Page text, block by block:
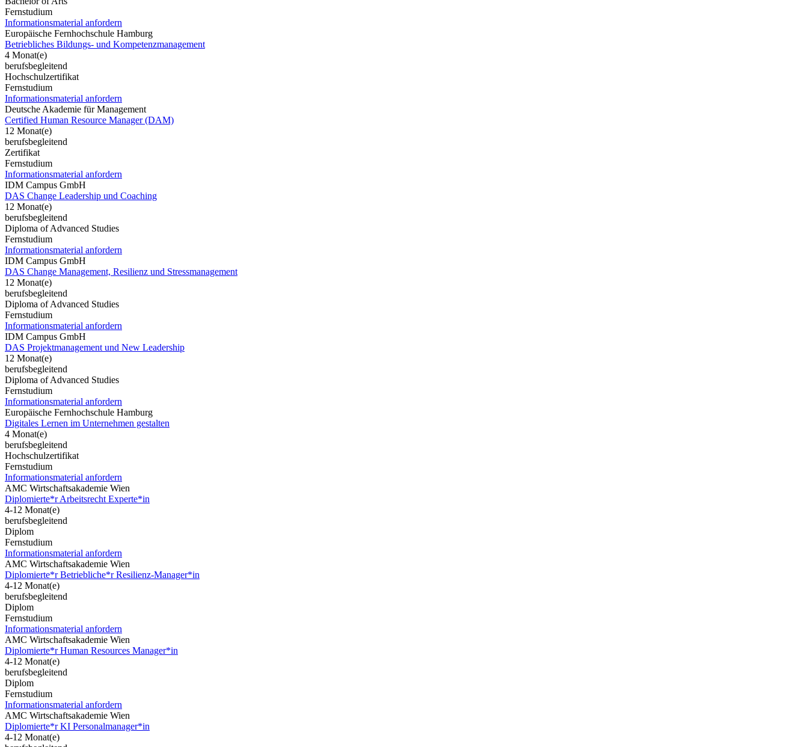
Fernstudium
Informationsmaterial anfordern
Europäische Fernhochschule Hamburg
Betriebliches Bildungs- und Kompetenzmanagement
4 Monat(e)
berufsbegleitend
Hochschulzertifikat
Fernstudium
Informationsmaterial anfordern
Deutsche Akademie für Management
Certified Human Resource Manager (DAM)
12 Monat(e)
berufsbegleitend
Zertifikat
Fernstudium
Informationsmaterial anfordern
IDM Campus GmbH
DAS Change Leadership und Coaching
12 Monat(e)
berufsbegleitend
Diploma of Advanced Studies
Fernstudium
Informationsmaterial anfordern
IDM Campus GmbH
DAS Change Management, Resilienz und Stressmanagement
12 Monat(e)
berufsbegleitend
Diploma of Advanced Studies
Fernstudium
Informationsmaterial anfordern
IDM Campus GmbH
DAS Projektmanagement und New Leadership
12 Monat(e)
berufsbegleitend
Diploma of Advanced Studies
Fernstudium
Informationsmaterial anfordern
Europäische Fernhochschule Hamburg
Digitales Lernen im Unternehmen gestalten
4 Monat(e)
berufsbegleitend
Hochschulzertifikat
Fernstudium
Informationsmaterial anfordern
AMC Wirtschaftsakademie Wien
Diplomierte*r Arbeitsrecht Experte*in
4-12 Monat(e)
berufsbegleitend
Diplom
Fernstudium
Informationsmaterial anfordern
AMC Wirtschaftsakademie Wien
Diplomierte*r Betriebliche*r Resilienz-Manager*in
4-12 Monat(e)
berufsbegleitend
Diplom
Fernstudium
Informationsmaterial anfordern
AMC Wirtschaftsakademie Wien
Diplomierte*r Human Resources Manager*in
4-12 Monat(e)
berufsbegleitend
Diplom
Fernstudium
Informationsmaterial anfordern
AMC Wirtschaftsakademie Wien
Diplomierte*r KI Personalmanager*in
4-12 Monat(e)